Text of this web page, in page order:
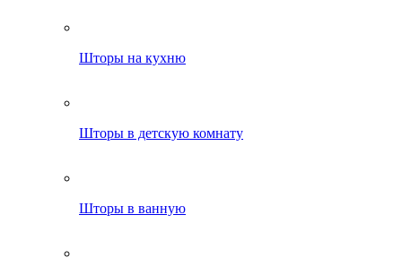
Шторы на кухню
Шторы в детскую комнату
Шторы в ванную